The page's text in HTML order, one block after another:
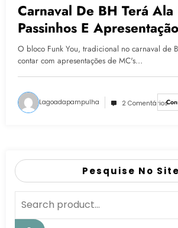
Carnaval De BH Terá Ala
Passinhos E
Do Funk Da Capital
O bloco Funk You, tradicional no carnaval de
contar com apresentações de MC's…
Lagoadapampulha 2 Comentários
Pesquise No